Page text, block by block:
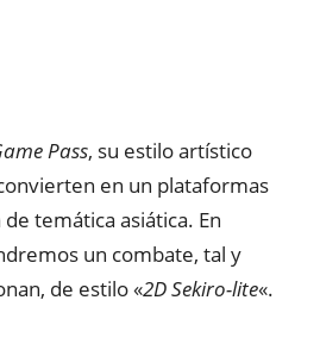
Pass, su estilo artístico
en un plataformas
temática asiática. En
un combate, tal y
de estilo «2D Sekiro-lite«.